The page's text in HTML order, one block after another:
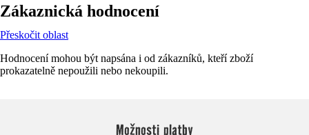
Zákaznická hodnocení
Přeskočit oblast
Hodnocení mohou být napsána i od zákazníků, kteří zboží
prokazatelně nepoužili nebo nekoupili.
Možnosti platby